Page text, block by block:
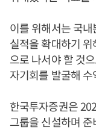
이를 위해서는 국
실적을 확대하기
으로 나서야 할 것
자기회를 발굴해
한국투자증권은
그룹을 신설하며